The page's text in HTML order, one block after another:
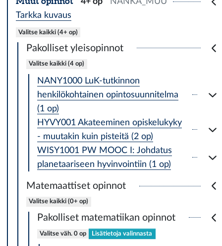
Tarkka kuvaus
Valitse kaikki (4+ op)
Pakolliset yleisopinnot
Valitse kaikki (4 op)
NANY1000 LuK-tutkinnon
henkilökohtainen opintosuunnitelma
(1 op)
HYVY001 Akateeminen opiskelukyky
- muutakin kuin pisteitä (2 op)
WISY1001 PW MOOC I: Johdatus
planetaariseen hyvinvointiin (1 op)
Matemaattiset opinnot
Valitse kaikki (0+ op)
Pakolliset matematiikan opinnot
Valitse väh. 0 op Lisätietoja valinnasta